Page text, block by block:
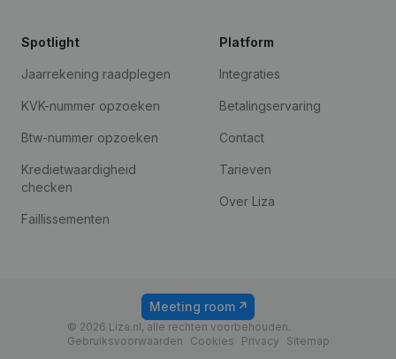
Spotlight
Jaarrekening raadplegen
KVK-nummer opzoeken
Btw-nummer opzoeken
Kredietwaardigheid
checken
Faillissementen
Platform
Integraties
Betalingservaring
Contact
Tarieven
Over Liza
© 2026 Liza.nl, alle rechten voorbehouden.
Gebruiksvoorwaarden
Cookies Privacy Sitemap
Meeting room